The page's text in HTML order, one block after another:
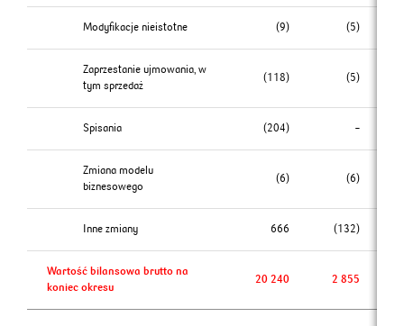
Modyfikacje nieistotne (9) (5)
Zaprzestanie ujmowania, w
tym sprzedaż
(118) (5)
Spisania (204) –
Zmiana modelu
biznesowego
(6) (6)
Inne zmiany 666 (132)
Wartość bilansowa brutto na
koniec okresu
20 240 2 855